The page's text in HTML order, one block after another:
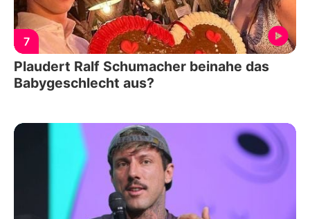
7
Plaudert Ralf Schumacher beinahe das
Babygeschlecht aus?